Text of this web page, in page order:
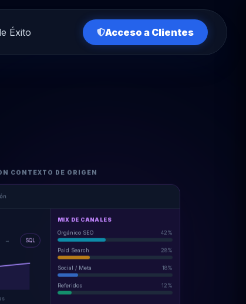
Éxito Acceso a Clientes
CONTEXTO DE ORIGEN
→ SQL
MIX DE CANALES
Orgánico SEO
42%
Paid Search 28%
Social / Meta 18%
Referidos 12%